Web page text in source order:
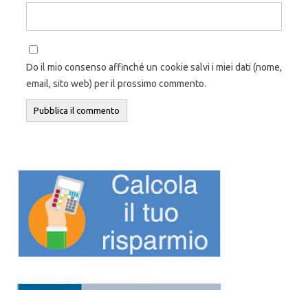
Do il mio consenso affinché un cookie salvi i miei dati (nome,
email, sito web) per il prossimo commento.